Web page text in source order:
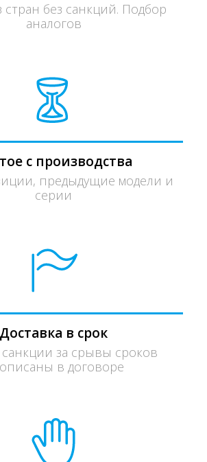
без санкций. Подбор
аналогов
с производства
предыдущие модели и
серии
Доставка в срок
за срывы сроков
в договоре